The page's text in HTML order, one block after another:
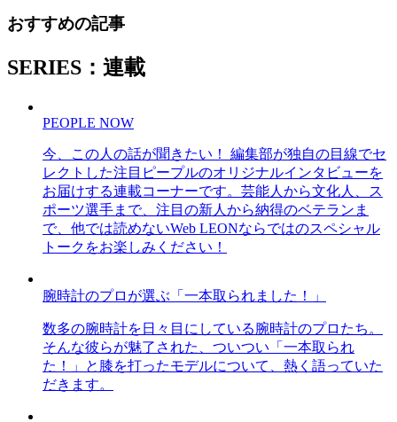
おすすめの記事
SERIES：連載
PEOPLE NOW
今、この人の話が聞きたい！ 編集部が独自の目線でセ
レクトした注目ピープルのオリジナルインタビューを
お届けする連載コーナーです。芸能人から文化人、ス
ポーツ選手まで、注目の新人から納得のベテランま
で、他では読めないWeb LEONならではのスペシャル
トークをお楽しみください！
腕時計のプロが選ぶ「一本取られました！」
数多の腕時計を日々目にしている腕時計のプロたち。
そんな彼らが魅了された、ついつい「一本取られ
た！」と膝を打ったモデルについて、熱く語っていた
だきます。